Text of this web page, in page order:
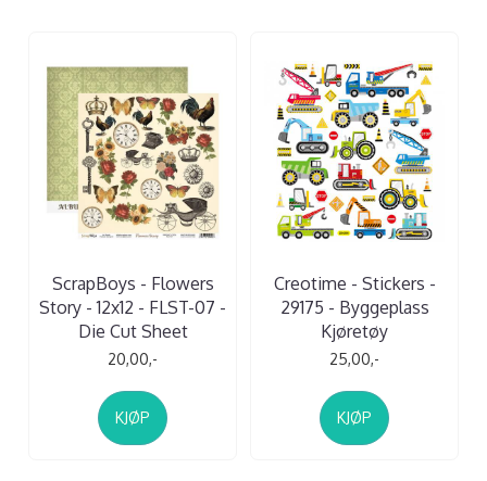
ScrapBoys - Flowers
Story - 12x12 - FLST-07 -
Die Cut Sheet
20,00,-
KJØP
Creotime - Stickers -
29175 - Byggeplass
Kjøretøy
25,00,-
KJØP